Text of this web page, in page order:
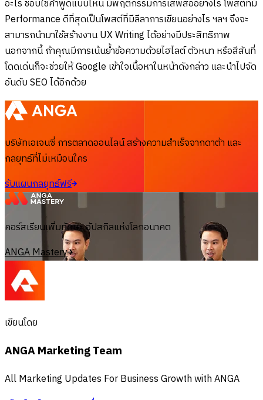
อะไร ชอบใช้คำพูดแบบไหน มีพฤติกรรมการเสพสื่ออย่างไร โพสต์ที่มี
Performance ดีที่สุดเป็นโพสต์ที่มีลีลาการเขียนอย่างไร ฯลฯ จึงจะ
สามารถนำมาใช้สร้างงาน UX Writing ได้อย่างมีประสิทธิภาพ
นอกจากนี้ ถ้าคุณมีการเน้นย้ำข้อความด้วยไฮไลต์ ตัวหนา หรือสีสันที่
โดดเด่นก็จะช่วยให้ Google เข้าใจเนื้อหาในหน้าดังกล่าว และนำไปจัด
อันดับ SEO ได้อีกด้วย
บริษัทเอเจนซี่ การตลาดออนไลน์ สร้างความสำเร็จจากดาต้า และ
กลยุทธ์ที่ไม่เหมือนใคร
รับแผนกลยุทธ์ฟรี
คอร์สเรียนเพิ่มทักษะ อัปสกิลแห่งโลกอนาคต
ANGA Mastery
เขียนโดย
ANGA Marketing Team
All Marketing Updates For Business Growth with ANGA